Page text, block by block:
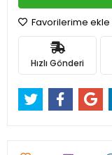
Favorilerime ekle
Hızlı Gönderi